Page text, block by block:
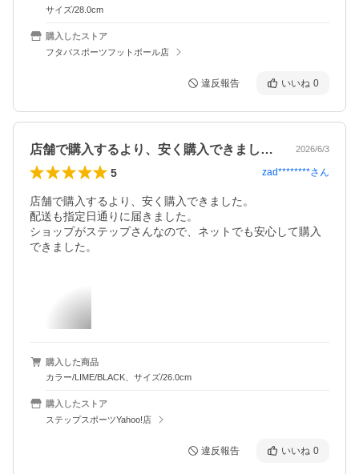
サイズ/28.0cm
購入したストア
フタバスポーツフットボール店
違反報告 いいね 0
店舗で購入するより、安く購入できました… 2026/6/3
5 zad********さん
店舗で購入するより、安く購入できました。
配送も指定日通りに届きました。
ショップがステップさんなので、ネットでも安心して購入
できました。
購入した商品
カラー/LIME/BLACK、サイズ/26.0cm
購入したストア
ステップスポーツYahoo!店
違反報告 いいね 0